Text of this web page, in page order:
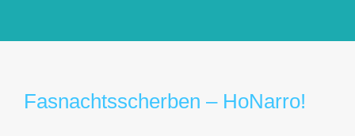
Fasnachtsscherben – HoNarro!